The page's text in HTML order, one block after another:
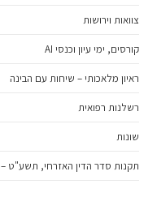
צוואות וירושות
קורסים, ימי עיון וכנסי AI
ראיון מלאכותי – שיחות עם הבינה
רשלנות רפואית
שונות
תקנות סדר הדין האזרחי, תשע"ט – 2018